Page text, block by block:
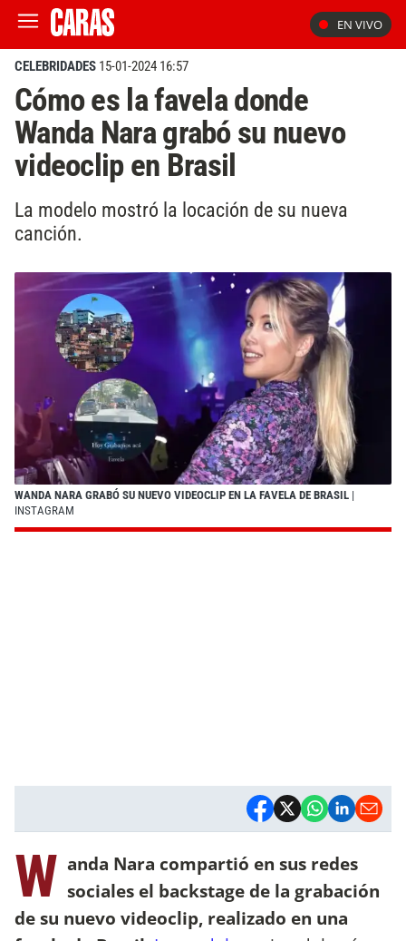
EN VIVO
CELEBRIDADES 15-01-2024 16:57
Cómo es la favela donde
Wanda Nara grabó su nuevo
videoclip en Brasil
La modelo mostró la locación de su nueva
canción.
WANDA NARA GRABÓ SU NUEVO VIDEOCLIP EN LA FAVELA DE BRASIL |
INSTAGRAM
W anda Nara compartió en sus redes
sociales el backstage de la grabación
de su nuevo videoclip, realizado en una